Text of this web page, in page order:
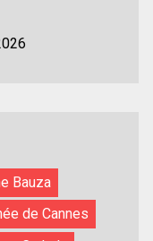
Bauza
de Cannes